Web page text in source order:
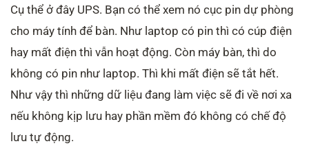
Cụ thể ở đây UPS. Bạn có thể xem nó cục pin dự phòng
cho máy tính để bàn. Như laptop có pin thì có cúp điện
hay mất điện thì vẫn hoạt động. Còn máy bàn, thì do
không có pin như laptop. Thì khi mất điện sẽ tắt hết.
Như vậy thì những dữ liệu đang làm việc sẽ đi về nơi xa
nếu không kịp lưu hay phần mềm đó không có chế độ
lưu tự động.